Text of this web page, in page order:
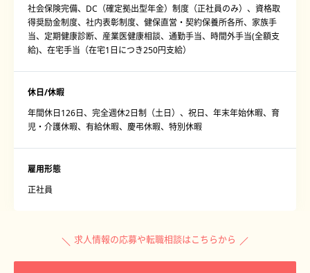
社会保険完備、DC（確定拠出型年金）制度（正社員のみ）、資格取
得奨励金制度、社内表彰制度、健保直営・契約保養所各所、家族手
当、定期健康診断、産業医健康相談、通勤手当、時間外手当(全額支
給)、在宅手当（在宅1日につき250円支給）
休日/休暇
年間休日126日、完全週休2日制（土日）、祝日、年末年始休暇、育
児・介護休暇、有給休暇、慶弔休暇、特別休暇
雇用形態
正社員
求人情報の応募や転職相談はこちらから